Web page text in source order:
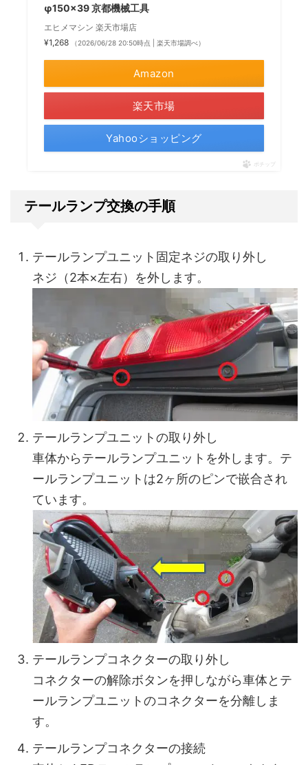
φ150×39 京都機械工具
エヒメマシン 楽天市場店
¥1,268
（2026/06/28 20:50時点 | 楽天市場調べ）
Amazon
楽天市場
Yahooショッピング
ポチップ
テールランプ交換の手順
テールランプユニット固定ネジの取り外し
ネジ（2本×左右）を外します。
テールランプユニットの取り外し
車体からテールランプユニットを外します。テ
ールランプユニットは2ヶ所のピンで嵌合され
ています。
テールランプコネクターの取り外し
コネクターの解除ボタンを押しながら車体とテ
ールランプユニットのコネクターを分離しま
す。
テールランプコネクターの接続